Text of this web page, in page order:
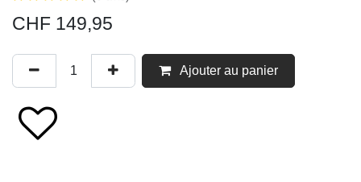
CHF 149,95
Ajouter au panier